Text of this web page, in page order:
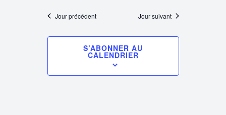
Jour précédent Jour suivant
S’ABONNER AU
CALENDRIER